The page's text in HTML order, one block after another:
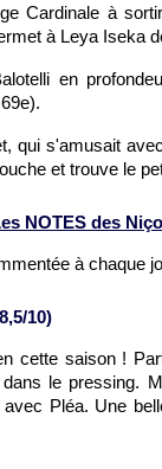
Cardinale à
à Leya Iseka
en
qui s'amusait
et trouve le
NOTES des
à chaque
10)
cette saison !
le pressing.
Pléa. Une